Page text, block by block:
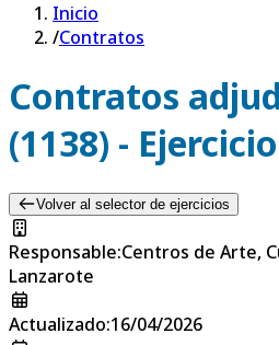
Inicio
/Contratos
Contratos
(1138) -
Volver al selector de ejercicios
Responsable:Centros de Arte,
Lanzarote
Actualizado:16/04/2026